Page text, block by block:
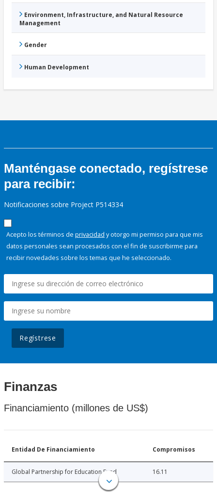
Environment, Infrastructure, and Natural Resource
Management
Gender
Human Development
Manténgase conectado, regístrese
para recibir:
Notificaciones sobre Project P514334
Acepto los términos de privacidad y otorgo mi permiso para que mis
datos personales sean procesados con el fin de suscribirme para
recibir novedades sobre los temas que he seleccionado.
Regístrese
Finanzas
Financiamiento (millones de US$)
Entidad De Financiamiento Compromisos
Global Partnership for Education Fund 16.11